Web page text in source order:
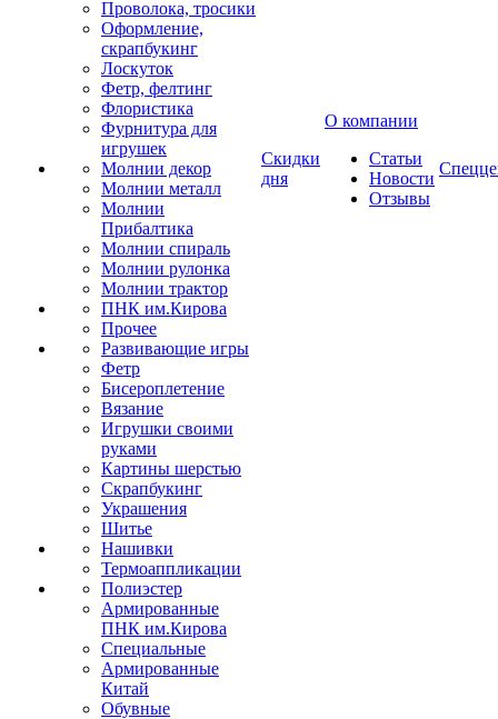
Проволока, тросики
Оформление,
скрапбукинг
Лоскуток
Фетр, фелтинг
Флористика
Фурнитура для
игрушек
Молнии декор
Молнии металл
Молнии
Прибалтика
Молнии спираль
Молнии рулонка
Молнии трактор
ПНК им.Кирова
Прочее
Развивающие игры
Фетр
Бисероплетение
Вязание
Игрушки своими
руками
Картины шерстью
Скрапбукинг
Украшения
Шитье
Нашивки
Термоаппликации
Полиэстер
Армированные
ПНК им.Кирова
Специальные
Армированные
Китай
Обувные
Скидки
дня
О компании
Статьи
Новости
Отзывы